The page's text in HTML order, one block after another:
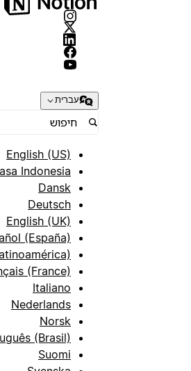
עברית
English (US)
Indonesia
Dansk
Deutsch
English (UK)
(España)
(France)
Italiano
Nederlands
Norsk
(Brasil)
Suomi